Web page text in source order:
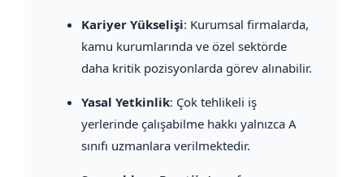
Kariyer Yükselişi: Kurumsal firmalarda,
kamu kurumlarında ve özel sektörde
daha kritik pozisyonlarda görev alınabilir.
Yasal Yetkinlik: Çok tehlikeli iş
yerlerinde çalışabilme hakkı yalnızca A
sınıfı uzmanlara verilmektedir.